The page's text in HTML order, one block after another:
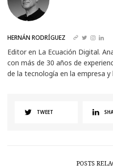
HERNÁN RODRÍGUEZ
Editor en La Ecuación Digital.
con más de 30 años de
de la tecnología en la empresa y
TWEET
POSTS